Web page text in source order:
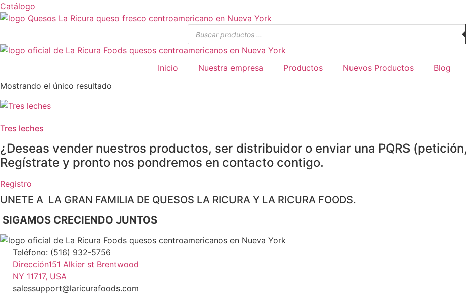
Ir
al
Catálogo
Búsqueda
de
productos
Inicio Nuestra empresa Productos Nuevos Productos Blog
Mostrando el único resultado
Tres leches
¿Deseas vender nuestros productos, ser distribuidor o enviar una PQRS
Regístrate y pronto nos pondremos en contacto contigo.
Registro
UNETE A LA GRAN FAMILIA DE QUESOS LA RICURA Y LA RICURA FOODS.
SIGAMOS CRECIENDO JUNTOS
Teléfono: (516) 932-5756
Dirección151 Alkier st Brentwood
NY 11717, USA
salessupport@laricurafoods.com